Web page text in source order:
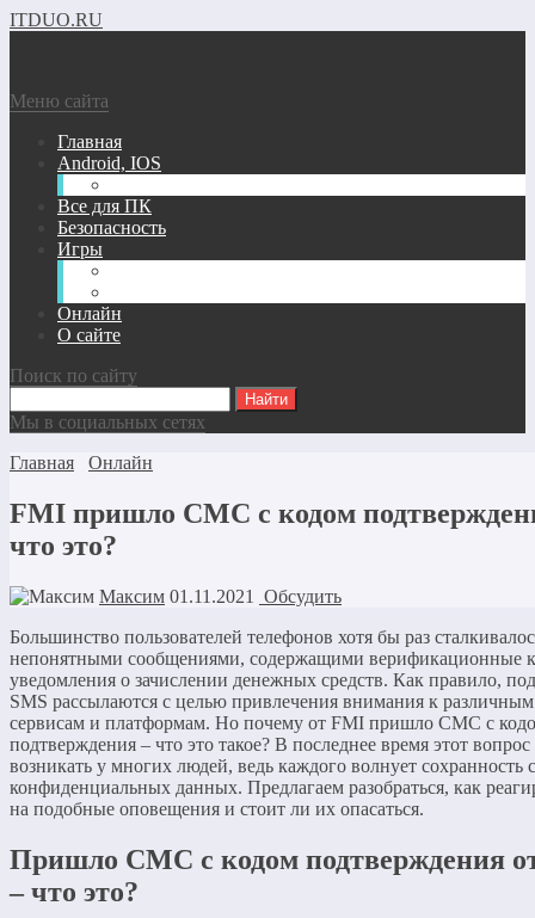
ITDUO.RU
Меню сайта
Главная
Android, IOS
Все для ПК
Безопасность
Игры
Онлайн
О сайте
Поиск по сайту
Мы в социальных сетях
Главная
Онлайн
FMI пришло СМС с кодом
что это?
Максим 01.11.2021
Обсудить
Большинство пользователей телефонов хотя бы раз
непонятными сообщениями, содержащими верификационные
уведомления о зачислении денежных средств. Как правило,
SMS рассылаются с целью привлечения внимания к
сервисам и платформам. Но почему от FMI пришло СМС с
подтверждения – что это такое? В последнее время этот вопрос
возникать у многих людей, ведь каждого волнует сохранность
конфиденциальных данных. Предлагаем разобраться, как
на подобные оповещения и стоит ли их опасаться.
Пришло СМС с кодом подтверждения
– что это?